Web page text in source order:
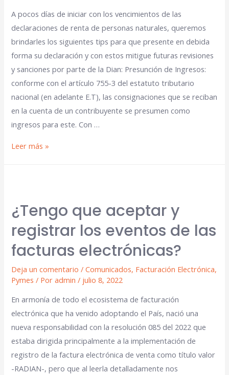
A pocos días de iniciar con los vencimientos de las
declaraciones de renta de personas naturales, queremos
brindarles los siguientes tips para que presente en debida
forma su declaración y con estos mitigue futuras revisiones
y sanciones por parte de la Dian: Presunción de Ingresos:
conforme con el artículo 755-3 del estatuto tributario
nacional (en adelante E.T), las consignaciones que se reciban
en la cuenta de un contribuyente se presumen como
ingresos para este. Con …
Leer más »
¿Tengo que aceptar y
registrar los eventos de las
facturas electrónicas?
Deja un comentario /Comunicados, Facturación Electrónica,
Pymes / Poradmin / julio 8, 2022
En armonía de todo el ecosistema de facturación
electrónica que ha venido adoptando el País, nació una
nueva responsabilidad con la resolución 085 del 2022 que
estaba dirigida principalmente a la implementación de
registro de la factura electrónica de venta como título valor
-RADIAN-, pero que al leerla detalladamente nos